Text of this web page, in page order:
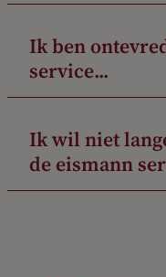
Ik ben
service...
Ik wil niet
de eismann